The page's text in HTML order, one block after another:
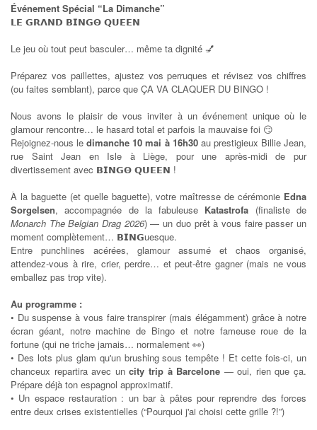
Événement Spécial “La Dimanche”
𝗟𝗘 𝗚𝗥𝝠𝗡𝗗 𝗕𝗜𝗡𝗚𝝝 𝗤𝗨𝗘𝗘𝗡
Le jeu où tout peut basculer… même ta dignité 💅
Préparez vos paillettes, ajustez vos perruques et révisez vos chiffres
(ou faites semblant), parce que ÇA VA CLAQUER DU BINGO !
Nous avons le plaisir de vous inviter à un événement unique où le
glamour rencontre… le hasard total et parfois la mauvaise foi 😏
Rejoignez-nous ledimanche 10 mai à 16h30au prestigieux Billie Jean,
rue Saint Jean en Isle à Liège, pour une après-midi de pur
divertissement avec 𝗕𝗜𝗡𝗚𝝝 𝗤𝗨𝗘𝗘𝗡 !
À la baguette (et quelle baguette), votre maîtresse de cérémonie Edna
Sorgelsen, accompagnée de la fabuleuse Katastrofa (finaliste de
Monarch The Belgian Drag 2026) — un duo prêt à vous faire passer un
moment complètement… 𝗕𝗜𝗡𝗚uesque.
Entre punchlines acérées, glamour assumé et chaos organisé,
attendez-vous à rire, crier, perdre… et peut-être gagner (mais ne vous
emballez pas trop vite).
Au programme :
• Du suspense à vous faire transpirer (mais élégamment) grâce à notre
écran géant, notre machine de Bingo et notre fameuse roue de la
fortune (qui ne triche jamais… normalement 👀)
• Des lots plus glam qu'un brushing sous tempête ! Et cette fois-ci, un
chanceux repartira avec uncity trip à Barcelone — oui, rien que ça.
Prépare déjà ton espagnol approximatif.
• Un espace restauration : un bar à pâtes pour reprendre des forces
entre deux crises existentielles (“Pourquoi j'ai choisi cette grille ?!”)